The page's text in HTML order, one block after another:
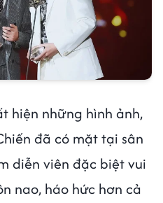
hiện những hình ảnh,
đã có mặt tại sân
diễn viên đặc biệt vui
nao, háo hức hơn cả